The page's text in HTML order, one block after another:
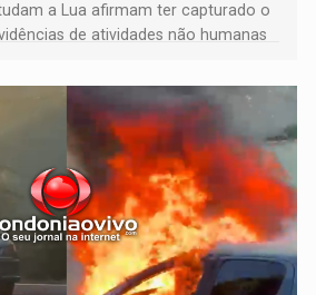
a Lua afirmam ter capturado o
de atividades não humanas